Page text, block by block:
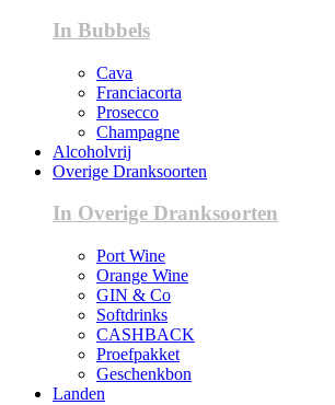
In Bubbels
Cava
Franciacorta
Prosecco
Champagne
Alcoholvrij
Overige Dranksoorten
In Overige Dranksoorten
Port Wine
Orange Wine
GIN & Co
Softdrinks
CASHBACK
Proefpakket
Geschenkbon
Landen